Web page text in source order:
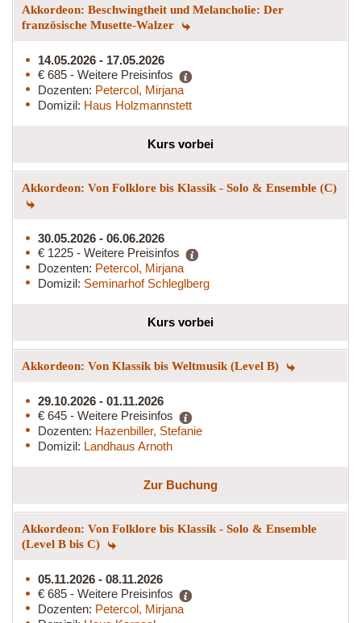
Akkordeon: Beschwingtheit und Melancholie: Der
französische Musette-Walzer
14.05.2026 - 17.05.2026
€ 685 - Weitere Preisinfos
Dozenten: Petercol, Mirjana
Domizil: Haus Holzmannstett
Kurs vorbei
Akkordeon: Von Folklore bis Klassik - Solo & Ensemble (C)
30.05.2026 - 06.06.2026
€ 1225 - Weitere Preisinfos
Dozenten: Petercol, Mirjana
Domizil: Seminarhof Schleglberg
Kurs vorbei
Akkordeon: Von Klassik bis Weltmusik (Level B)
29.10.2026 - 01.11.2026
€ 645 - Weitere Preisinfos
Dozenten: Hazenbiller, Stefanie
Domizil: Landhaus Arnoth
Zur Buchung
Akkordeon: Von Folklore bis Klassik - Solo & Ensemble
(Level B bis C)
05.11.2026 - 08.11.2026
€ 685 - Weitere Preisinfos
Dozenten: Petercol, Mirjana